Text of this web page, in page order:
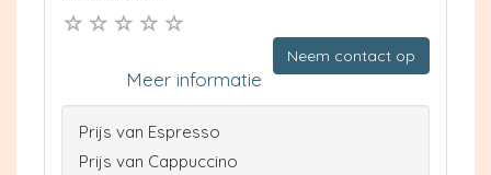
Neem contact op
Meer informatie
Prijs van Espresso
Prijs van Cappuccino